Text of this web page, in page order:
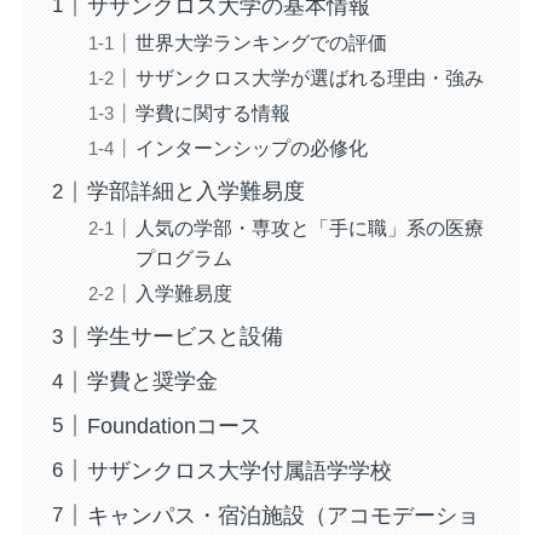
サザンクロス大学の基本情報
世界大学ランキングでの評価
サザンクロス大学が選ばれる理由・強み
学費に関する情報
インターンシップの必修化
学部詳細と入学難易度
人気の学部・専攻と「手に職」系の医療
プログラム
入学難易度
学生サービスと設備
学費と奨学金
Foundationコース
サザンクロス大学付属語学学校
キャンパス・宿泊施設（アコモデーショ